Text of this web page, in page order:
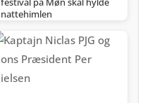
nattehimlen